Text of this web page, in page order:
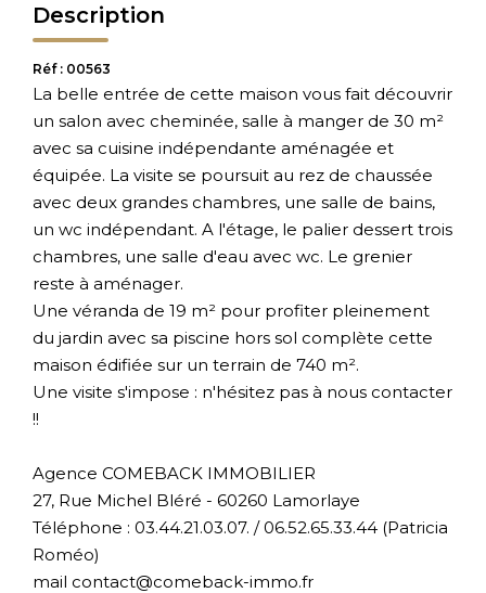
Description
Réf : 00563
La belle entrée de cette maison vous fait découvrir
un salon avec cheminée, salle à manger de 30 m²
avec sa cuisine indépendante aménagée et
équipée. La visite se poursuit au rez de chaussée
avec deux grandes chambres, une salle de bains,
un wc indépendant. A l'étage, le palier dessert trois
chambres, une salle d'eau avec wc. Le grenier
reste à aménager.
Une véranda de 19 m² pour profiter pleinement
du jardin avec sa piscine hors sol complète cette
maison édifiée sur un terrain de 740 m².
Une visite s'impose : n'hésitez pas à nous contacter
!!
Agence COMEBACK IMMOBILIER
27, Rue Michel Bléré - 60260 Lamorlaye
Téléphone : 03.44.21.03.07. / 06.52.65.33.44 (Patricia
Roméo)
mail contact@comeback-immo.fr